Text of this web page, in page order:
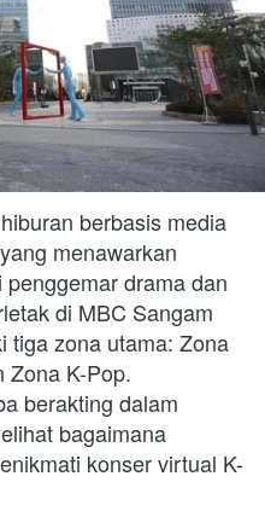
berbasis media
menawarkan
drama dan
di MBC Sangam
tiga zona utama: Zona
Zona K-Pop.
berakting dalam
bagaimana
konser virtual K-